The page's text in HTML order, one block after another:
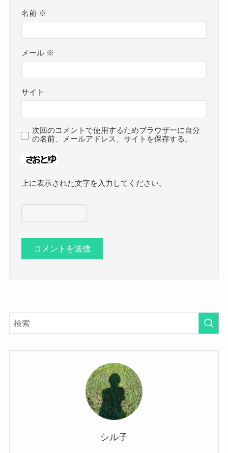
名前 ※
メール ※
サイト
次回のコメントで使用するためブラウザーに自分
の名前、メールアドレス、サイトを保存する。
上に表示された文字を入力してください。
シル子